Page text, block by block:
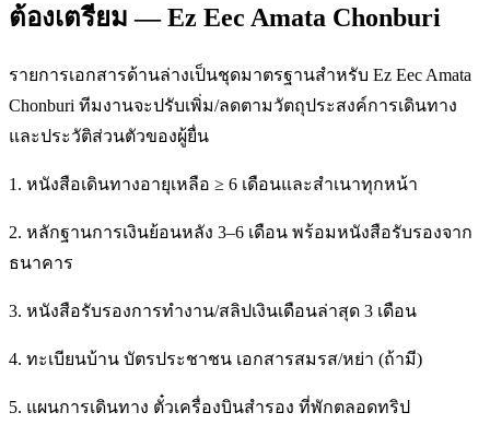
ต้องเตรียม — Ez Eec Amata Chonburi
รายการเอกสารด้านล่างเป็นชุดมาตรฐานสำหรับ Ez Eec Amata
Chonburi ทีมงานจะปรับเพิ่ม/ลดตามวัตถุประสงค์การเดินทาง
และประวัติส่วนตัวของผู้ยื่น
1. หนังสือเดินทางอายุเหลือ ≥ 6 เดือนและสำเนาทุกหน้า
2. หลักฐานการเงินย้อนหลัง 3–6 เดือน พร้อมหนังสือรับรองจาก
ธนาคาร
3. หนังสือรับรองการทำงาน/สลิปเงินเดือนล่าสุด 3 เดือน
4. ทะเบียนบ้าน บัตรประชาชน เอกสารสมรส/หย่า (ถ้ามี)
5. แผนการเดินทาง ตั๋วเครื่องบินสำรอง ที่พักตลอดทริป